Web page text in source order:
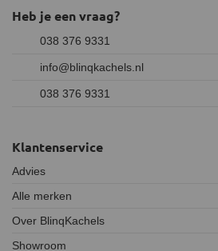
Heb je een vraag?
038 376 9331
info@blinqkachels.nl
038 376 9331
Klantenservice
Advies
Alle merken
Over BlinqKachels
Showroom